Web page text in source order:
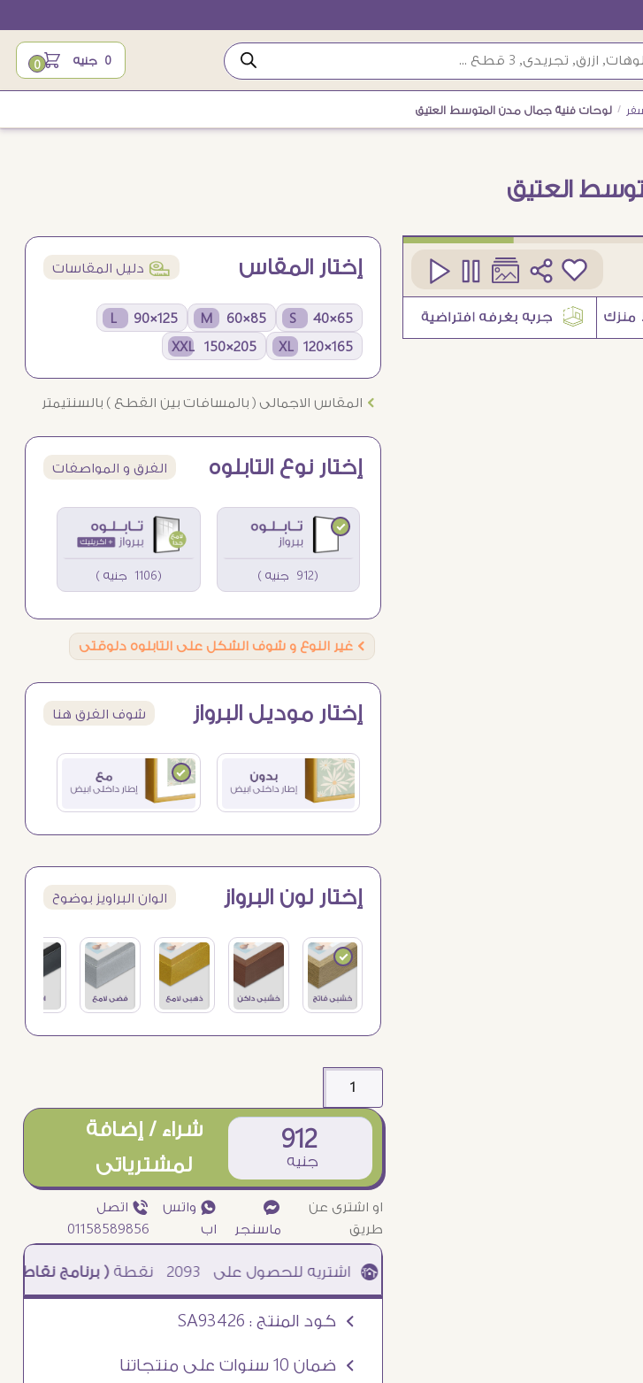
0 جنيه 0
/ لوحات فنية جمال مدن المتوسط العتيق
العتيق
2 إختار المقاس í دليل المقاسات
65×40 S
85×60 M
125×90 L
165×120 XL
205×150 XXL
Ö المقاس الاجمالى ( بالمسافات بين القطع ) بالسنتيمتر
إختار نوع التابلوه الفرق و المواصفات
(912 جنيه ) (1106 جنيه )
Ö غير النوع و شوف الشكل على التابلوه دلوقتى
إختار موديل البرواز شوف الفرق هنا
إختار لون البرواز الوان البراويز بوضوح
912
جنيه
شراء / إضافة
لمشترياتى
او اشترى عن
طريق
¥
ماسنجر
₧ واتس
اب
ƒ اتصل
01158589856
2093 نقطة( برنامج نقاطى )à خصم 5% للعملاء الجدد à شحن مجانى عند الشراء ب 4000 جنيه à
Ö كود المنتج : SA93426
Ö ضمان 10 سنوات على منتجاتنا